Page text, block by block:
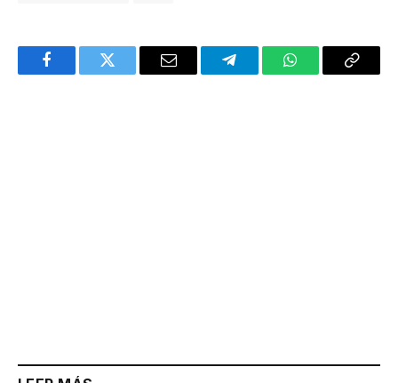
FacebookTwitter Email TelegramWhatsAppCopy